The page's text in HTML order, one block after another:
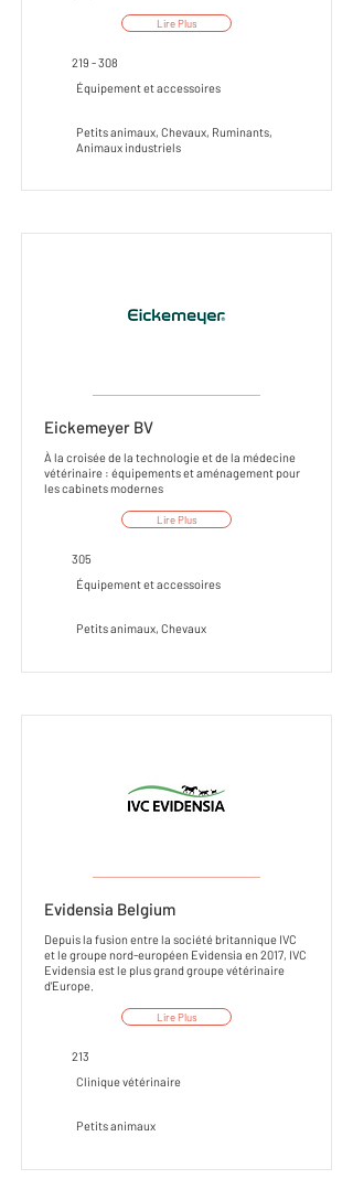
Lire Plus
219 - 308
Équipement et accessoires
Petits animaux, Chevaux, Ruminants,
Animaux industriels
Eickemeyer BV
À la croisée de la technologie et de la médecine
vétérinaire : équipements et aménagement pour
les cabinets modernes
Lire Plus
305
Équipement et accessoires
Petits animaux, Chevaux
Evidensia Belgium
Depuis la fusion entre la société britannique IVC
et le groupe nord-européen Evidensia en 2017, IVC
Evidensia est le plus grand groupe vétérinaire
d'Europe.
Lire Plus
213
Clinique vétérinaire
Petits animaux